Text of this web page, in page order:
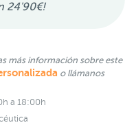
24'90€!
más información sobre este
o llámanos
a 18:00h